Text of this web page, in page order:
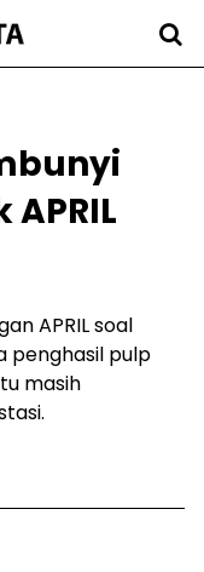
APRIL soal
penghasil pulp
masih